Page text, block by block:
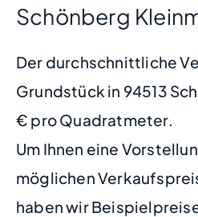
Schönberg
Der durchschnittliche
Grundstück in 94513
€ pro Quadratmeter.
Um Ihnen eine
möglichen
haben wir